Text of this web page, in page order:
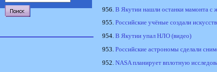
956. В Якутии нашли останки мамонта с
955. Российские учёные создали
954. В Якутии упал НЛО (видео)
953. Российские астрономы сделали
952. NASA планирует вплотную